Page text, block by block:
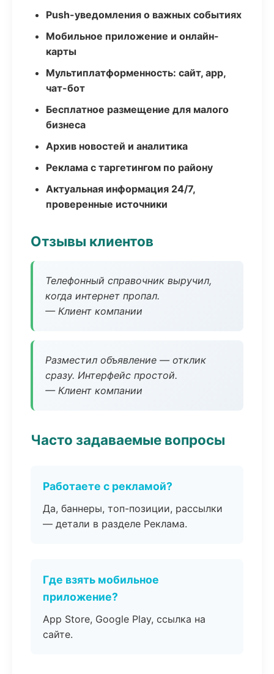
Push-уведомления о важных событиях
Мобильное приложение и онлайн-
карты
Мультиплатформенность: сайт, app,
чат-бот
Бесплатное размещение для малого
бизнеса
Архив новостей и аналитика
Реклама с таргетингом по району
Актуальная информация 24/7,
проверенные источники
Отзывы клиентов
Телефонный справочник выручил,
когда интернет пропал.
— Клиент компании
Разместил объявление — отклик
сразу. Интерфейс простой.
— Клиент компании
Часто задаваемые вопросы
Работаете с рекламой?
Да, баннеры, топ-позиции, рассылки
— детали в разделе Реклама.
Где взять мобильное
приложение?
App Store, Google Play, ссылка на
сайте.